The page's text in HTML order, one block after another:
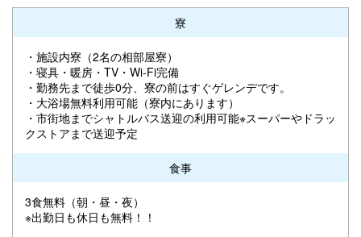
寮
・施設内寮（2名の相部屋寮）
・寝具・暖房・TV・Wi-Fi完備
・勤務先まで徒歩0分、寮の前はすぐゲレンデです。
・大浴場無料利用可能（寮内にあります）
・市街地までシャトルバス送迎の利用可能※スーパーやドラッ
クストアまで送迎予定
食事
3食無料（朝・昼・夜）
※出勤日も休日も無料！！